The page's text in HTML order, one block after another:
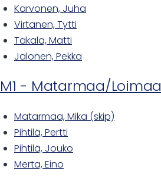
Karvonen, Juha
Virtanen, Tytti
Takala, Matti
Jalonen, Pekka
M1 - Matarmaa/Loimaa
Matarmaa, Mika (skip)
Pihtilä, Pertti
Pihtilä, Jouko
Merta, Eino